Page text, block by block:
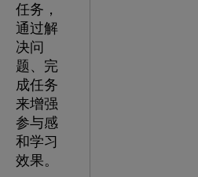
任务，
通过解
决问
题、完
成任务
来增强
参与感
和学习
效果。